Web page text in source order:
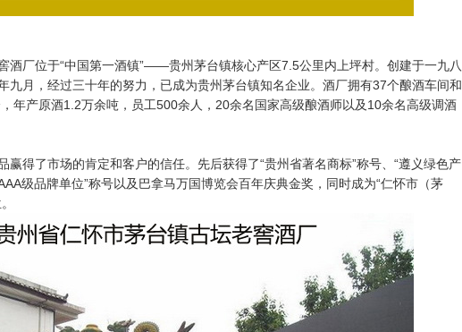
酒厂位于“中国第一酒镇”——贵州茅台镇核心产区7.5公里内上坪村。创建于一九八
九月，经过三十年的努力，已成为贵州茅台镇知名企业。酒厂拥有37个酿酒车间和
年产原酒1.2万余吨，员工500余人，20余名国家高级酿酒师以及10余名高级调酒
赢得了市场的肯定和客户的信任。先后获得了“贵州省著名商标”称号、“遵义绿色产
级品牌单位”称号以及巴拿马万国博览会百年庆典金奖，同时成为“仁怀市（茅